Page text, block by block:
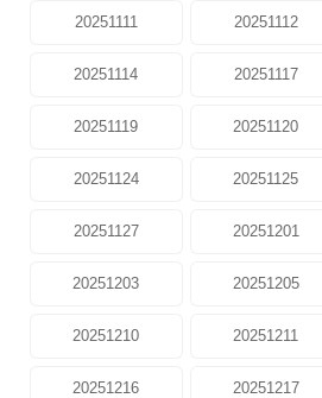
20251111 20251112
20251114 20251117
20251119 20251120
20251124 20251125
20251127 20251201
20251203 20251205
20251210 20251211
20251216 20251217